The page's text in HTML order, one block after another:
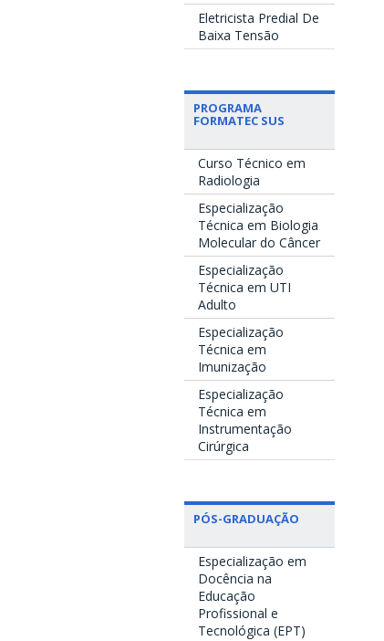
Eletricista Predial De
Baixa Tensão
PROGRAMA
FORMATEC SUS
Curso Técnico em
Radiologia
Especialização
Técnica em Biologia
Molecular do Câncer
Especialização
Técnica em UTI
Adulto
Especialização
Técnica em
Imunização
Especialização
Técnica em
Instrumentação
Cirúrgica
PÓS-GRADUAÇÃO
Especialização em
Docência na
Educação
Profissional e
Tecnológica (EPT)